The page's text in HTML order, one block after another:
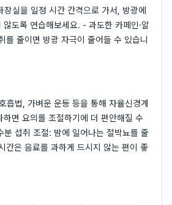
실을 일정 시간 간격으로 가서, 방광에
도록 연습해보세요. - 과도한 카페인·알
를 줄이면 방광 자극이 줄어들 수 있습니
흡법, 가벼운 운동 등을 통해 자율신경계
하면 요의를 조절하기에 더 편안해질 수
분 섭취 조절: 밤에 일어나는 절박뇨를 줄
간은 음료를 과하게 드시지 않는 편이 좋